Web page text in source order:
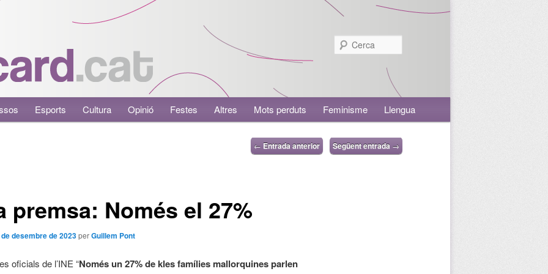
Esports Cultura Opinió Festes Altres Mots perduts Feminisme Llengua
← Entrada anterior Següent entrada →
premsa: Només el 27%
desembre de 2023perGuillem Pont
oficials de l’INE “Només un 27% de kles famílies mallorquines parlen